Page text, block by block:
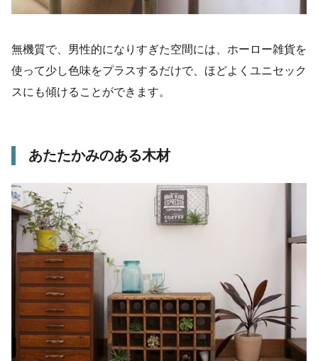
無機質で、男性的になりすぎた空間には、ホーロー雑貨を
使って少し色味をプラスするだけで、ほどよくユニセック
スにも傾けることができます。
あたたかみのある木材